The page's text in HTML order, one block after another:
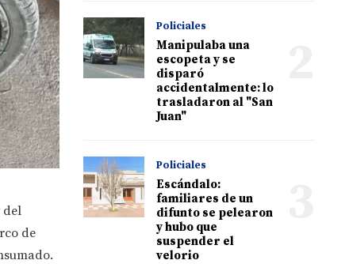
de
Policiales
Manipulaba una
escopeta y se
disparó
accidentalmente: lo
trasladaron al "San
Juan"
Policiales
Escándalo:
familiares de un
difunto se pelearon
y hubo que
suspender el
velorio